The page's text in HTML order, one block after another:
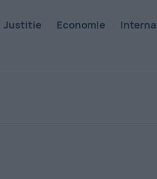
Justitie Economie